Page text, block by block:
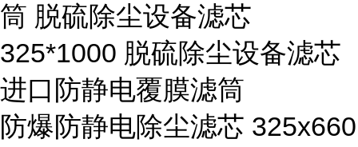
筒 脱硫除尘设备滤芯
325*1000 脱硫除尘设备滤芯
进口防静电覆膜滤筒
防爆防静电除尘滤芯 325x660